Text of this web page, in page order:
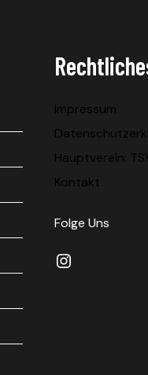
Impressum
Hauptverein:
Kontakt
Folge Uns
Instagram